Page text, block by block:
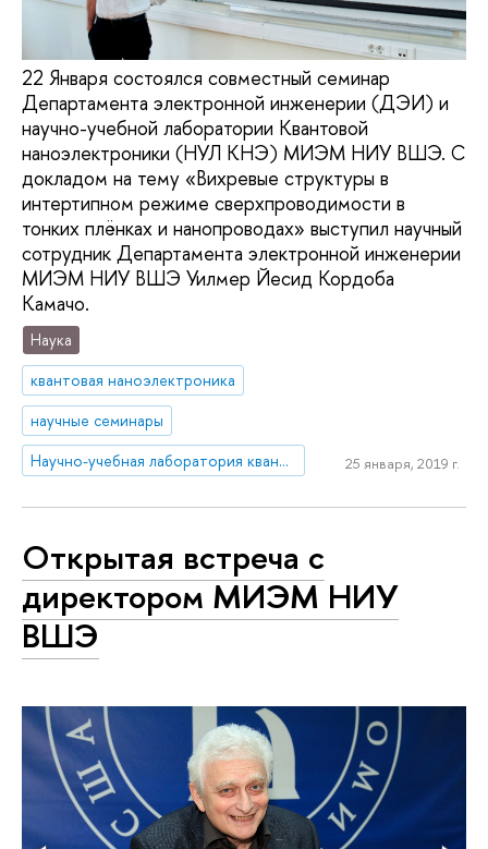
22 Января состоялся совместный семинар
Департамента электронной инженерии (ДЭИ) и
научно-учебной лаборатории Квантовой
наноэлектроники (НУЛ КНЭ) МИЭМ НИУ ВШЭ. С
докладом на тему «Вихревые структуры в
интертипном режиме сверхпроводимости в
тонких плёнках и нанопроводах» выступил научный
сотрудник Департамента электронной инженерии
МИЭМ НИУ ВШЭ Уилмер Йесид Кордоба
Камачо.
Наука
квантовая наноэлектроника
научные семинары
Научно-учебная лаборатория квантовой наноэлектроники
25 января, 2019 г.
Открытая встреча с
директором МИЭМ НИУ
ВШЭ